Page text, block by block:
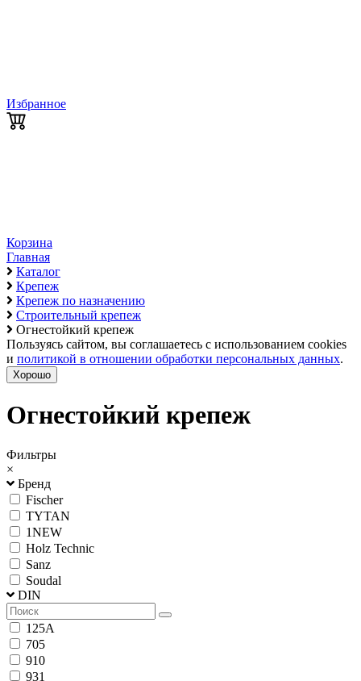
Избранное
Корзина
Главная
Каталог
Крепеж
Крепеж по назначению
Строительный крепеж
Огнестойкий крепеж
Пользуясь сайтом, вы соглашаетесь с использованием cookies
и политикой в отношении обработки персональных данных.
Хорошо
Огнестойкий крепеж
Фильтры
×
Бренд
Fischer
TYTAN
1NEW
Holz Technic
Sanz
Soudal
DIN
125A
705
910
931